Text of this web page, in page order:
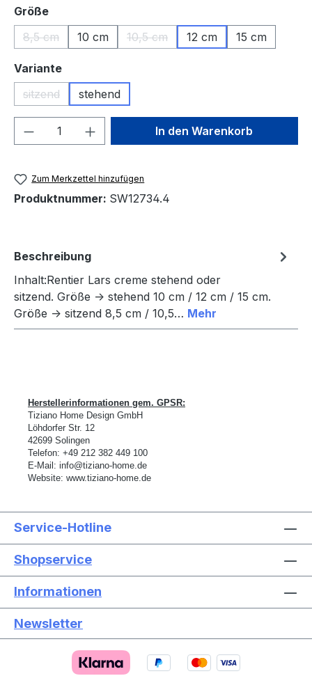
Größeauswählen
8,5 cm
(Diese Option ist zurzeit nicht verfügbar.)
10 cm 10,5 cm
(Diese Option ist zurzeit nicht
12 cm 15 cm
Varianteauswählen
sitzend
(Diese Option ist zurzeit nicht verfügbar.)
stehend
Produkt Anzahl: Gib denIn den Warenkorb
Zum Merkzettel hinzufügen
Produktnummer: SW12734.4
Beschreibung
Inhalt:Rentier Lars creme stehend oder
sitzend. Größe -> stehend 10 cm / 12 cm / 15 cm.
Größe -> sitzend 8,5 cm / 10,5… Mehr
Herstellerinformationen gem. GPSR:
Tiziano Home Design GmbH
öhdorfer Str. 12
42699 Solingen
Telefon: +49 212 382 449 100
E-Mail: info@tiziano-home.de
Website: www.tiziano-home.de
Service-Hotline
Shopservice
Informationen
Newsletter
Text vergrößern
Farben invertieren Monochrom